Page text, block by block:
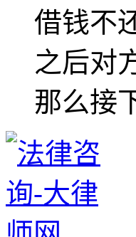
借钱不
之后对
那么接